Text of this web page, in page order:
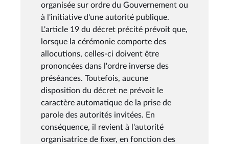
organisée sur ordre du Gouvernement ou
à l'initiative d'une autorité publique.
L'article 19 du décret précité prévoit que,
lorsque la cérémonie comporte des
allocutions, celles-ci doivent être
prononcées dans l'ordre inverse des
préséances. Toutefois, aucune
disposition du décret ne prévoit le
caractère automatique de la prise de
parole des autorités invitées. En
conséquence, il revient à l'autorité
organisatrice de fixer, en fonction des